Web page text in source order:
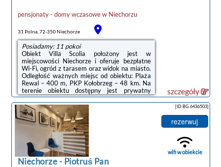
pensjonaty - domy wczasowew Niechorzu
31 Polna, 72-350 Niechorze
Posiadamy: 11 pokoi
Obiekt Villa Scolia położony jest w
miejscowości Niechorze i oferuje bezpłatne
Wi-Fi, ogród z tarasem oraz widok na miasto.
Odległość ważnych miejsc od obiektu: Plaża
Rewal – 400 m, PKP Kołobrzeg – 48 km. Na
terenie obiektu dostępny jest prywatny
parking.Odległość ważnych miejsc od
obiektu: Molo w Kołobrzegu – 48 km,
Latarnia morska w Kołobrzegu – 48 km.Doba
hotelowa od godziny 15:00 do
11:00.Zarządzany przez gospodarza
prywatnego (osobę fizyczną)W przypadku
pobytu w obiekcie z dziećmi należy pamiętać,
że obiekt jest prawnie zobowiązany do
stosowania standardów ...
szczegóły
Niechorze- Piotruś Pan
[ID BG.6436503]
rezerwuj
wifi w obiekcie